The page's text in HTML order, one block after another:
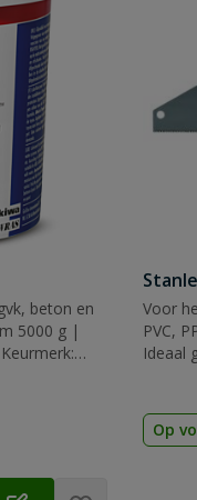
beton en
5000 g |
Voor
PVC,
Ideaal
Op